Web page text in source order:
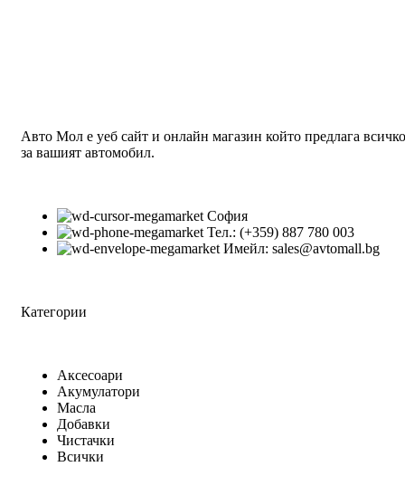
Авто Мол е уеб сайт и онлайн магазин който предлага всичко
за вашият автомобил.
София
Тел.: (+359) 887 780 003
Имейл: sales@avtomall.bg
Категории
Аксесоари
Акумулатори
Масла
Добавки
Чистачки
Всички